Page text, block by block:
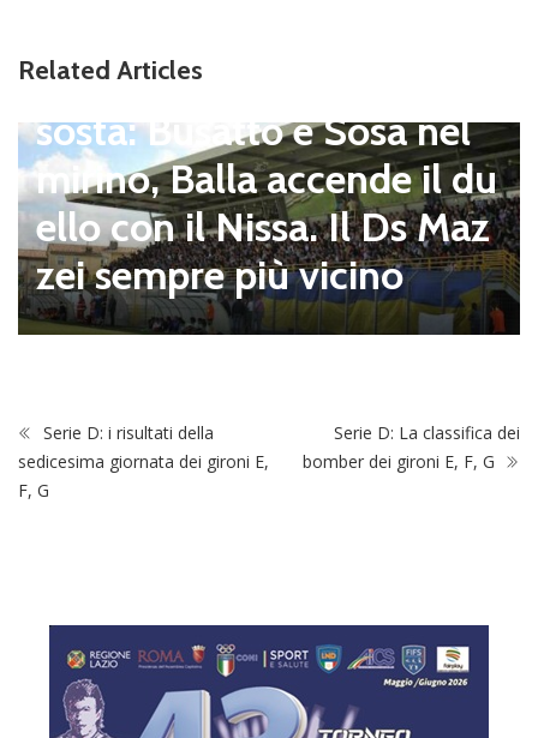
Related Articles
pagnano), mercato senza
sosta: Busatto e Sosa nel
mirino, Balla accende il du
ello con il Nissa. Il Ds Maz
zei sempre più vicino
Serie D: i risultati della
sedicesima giornata dei gironi E,
F, G
Serie D: La classifica dei
bomber dei gironi E, F, G